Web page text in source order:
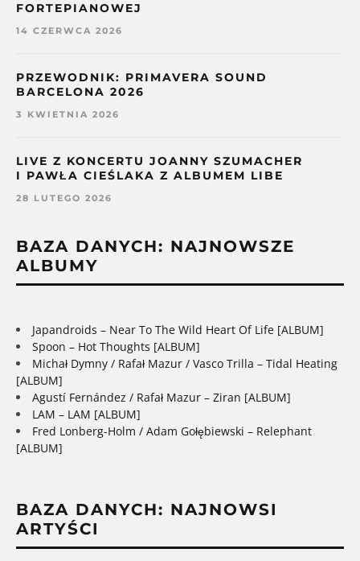
FORTEPIANOWEJ
14 CZERWCA 2026
PRZEWODNIK: PRIMAVERA SOUND
BARCELONA 2026
3 KWIETNIA 2026
LIVE Z KONCERTU JOANNY SZUMACHER
I PAWŁA CIEŚLAKA Z ALBUMEM LIBE
28 LUTEGO 2026
BAZA DANYCH: NAJNOWSZE
ALBUMY
Japandroids – Near To The Wild Heart Of Life [ALBUM]
Spoon – Hot Thoughts [ALBUM]
Michał Dymny / Rafał Mazur / Vasco Trilla – Tidal Heating
[ALBUM]
Agustí Fernández / Rafał Mazur – Ziran [ALBUM]
LAM – LAM [ALBUM]
Fred Lonberg-Holm / Adam Gołębiewski – Relephant
[ALBUM]
BAZA DANYCH: NAJNOWSI
ARTYŚCI